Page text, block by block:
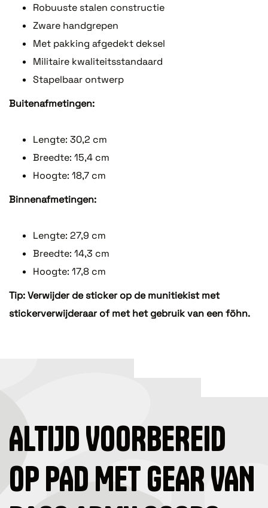
Robuuste stalen constructie
Zware handgrepen
Met pakking afgedekt deksel
Militaire kwaliteitsstandaard
Stapelbaar ontwerp
Buitenafmetingen:
Lengte: 30,2 cm
Breedte: 15,4 cm
Hoogte: 18,7 cm
Binnenafmetingen:
Lengte: 27,9 cm
Breedte: 14,3 cm
Hoogte: 17,8 cm
Tip: Verwijder de sticker op de munitiekist met
stickerverwijderaar of met het gebruik van een föhn.
ALTIJD VOORBEREID
OP PAD MET GEAR VAN